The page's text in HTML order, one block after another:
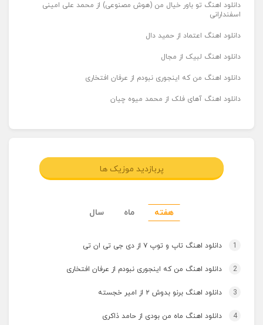
دانلود اهنگ تو باور خیال من (هوش مصنوعی) از محمد علی امینی
اسفندارانی
دانلود اهنگ اعتماد از حمید دال
دانلود اهنگ لبیک از مجال
دانلود اهنگ من که اینجوری نبودم از عرفان افتخاری
دانلود اهنگ آهای فلک از محمد میوه چیان
پربازدید موزیک ها
هفته ماه سال
1 دانلود اهنگ تاپ و توپ ۷ از دی جی تی ان تی
2 دانلود اهنگ من که اینجوری نبودم از عرفان افتخاری
3 دانلود اهنگ برنو بدوش ۲ از امیر خجسته
4 دانلود اهنگ ماه من بودی از حامد ذاکری